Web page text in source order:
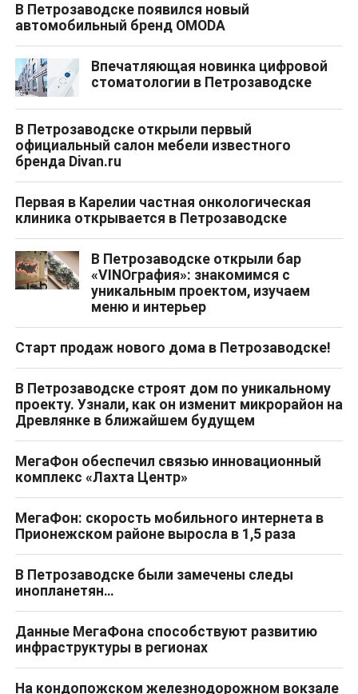
В Петрозаводске появился новый
автомобильный бренд OMODA
Впечатляющая новинка цифровой
стоматологии в Петрозаводске
В Петрозаводске открыли первый
официальный салон мебели известного
бренда Divan.ru
Первая в Карелии частная онкологическая
клиника открывается в Петрозаводске
В Петрозаводске открыли бар
«VINOграфия»: знакомимся с
уникальным проектом, изучаем
меню и интерьер
Старт продаж нового дома в Петрозаводске!
В Петрозаводске строят дом по уникальному
проекту. Узнали, как он изменит микрорайон на
Древлянке в ближайшем будущем
МегаФон обеспечил связью инновационный
комплекс «Лахта Центр»
МегаФон: скорость мобильного интернета в
Прионежском районе выросла в 1,5 раза
В Петрозаводске были замечены следы
инопланетян…
Данные МегаФона способствуют развитию
инфраструктуры в регионах
На кондопожском железнодорожном вокзале